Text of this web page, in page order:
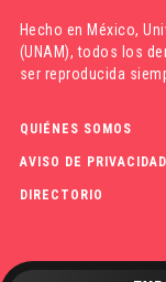
Hecho en México,
(UNAM), todos los
ser reproducida
QUIÉNES SOMOS
AVISO DE PRIVACIDAD
DIRECTORIO